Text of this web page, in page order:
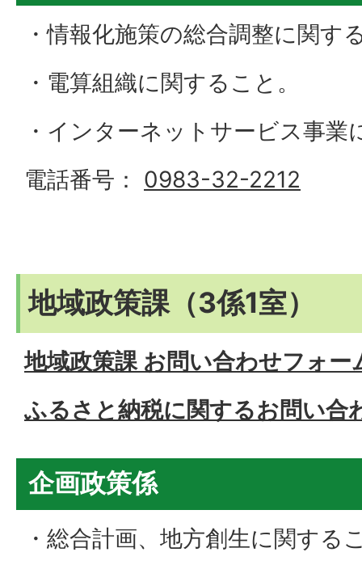
・情報化施策の総合調整に関す
・電算組織に関すること。
・インターネットサービス事業
電話番号： 0983-32-2212
地域政策課（3係1室）
地域政策課 お問い合わせフォー
ふるさと納税に関するお問い合
企画政策係
・総合計画、地方創生に関する